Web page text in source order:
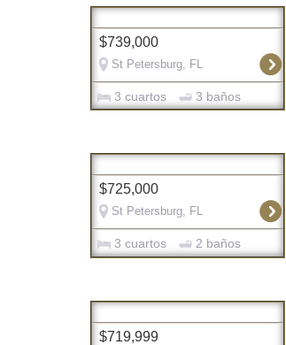
$739,000
St Petersburg, FL
3 cuartos 3 baños
$725,000
St Petersburg, FL
3 cuartos 2 baños
$719,999